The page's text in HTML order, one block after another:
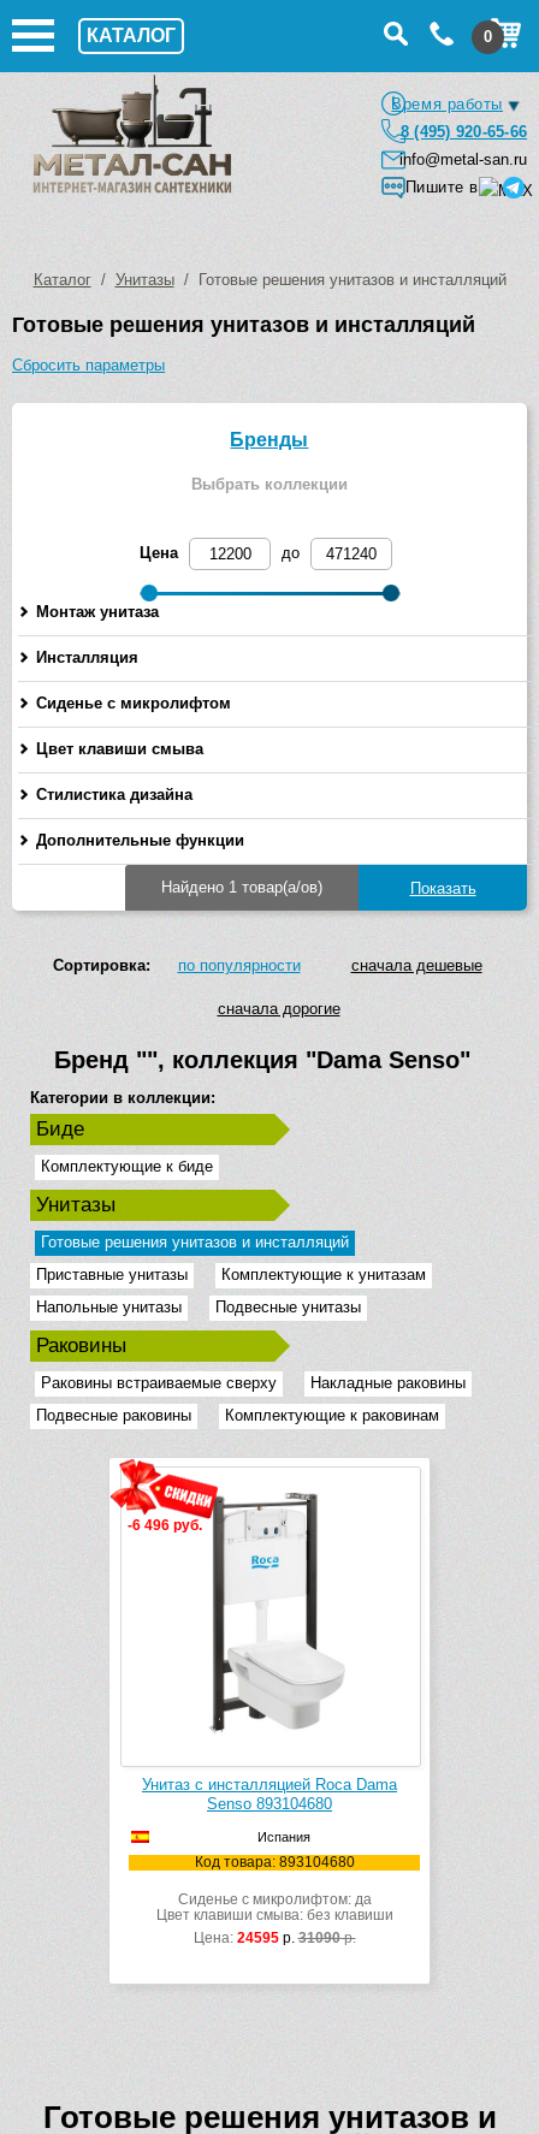
КАТАЛОГ 0
Время работы
8 (495) 920-65-66
info@metal-san.ru
Пишите в
Каталог/ Унитазы/ Готовые решения унитазов и инсталляций
Готовые решения унитазов и инсталляций
Сбросить параметры
Бренды
Выбрать коллекции
Цена до
Монтаж унитаза
Инсталляция
Сиденье с микролифтом
Цвет клавиши смыва
Стилистика дизайна
Дополнительные функции
Найдено 1 товар(а/ов)
Сортировка: по популярности сначала дешевые
сначала дорогие
Бренд "", коллекция "Dama Senso"
Категории в коллекции:
Биде
Комплектующие к биде
Унитазы
Готовые решения унитазов и инсталляций
Приставные унитазы
Комплектующие к унитазам
Напольные унитазы
Подвесные унитазы
Раковины
Раковины встраиваемые сверху
Накладные раковины
Подвесные раковины
Комплектующие к раковинам
-6 496 руб.
Унитаз с инсталляцией Roca Dama
Senso 893104680
Испания
Код товара: 893104680
Сиденье с микролифтом: да
Цвет клавиши смыва: без клавиши
Цена: 24595р.31090р.
Готовые решения унитазов и